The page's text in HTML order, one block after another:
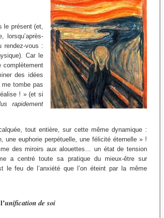
le présent (et,
lorsqu’après-
rendez-vous :
Car le
complètement
des idées
tombe pas
! » (et si
rapidement
tout entière, sur cette même dynamique :
une euphorie perpétuelle, une félicité éternelle » !
des miroirs aux alouettes… un état de tension
a centré toute sa pratique du mieux-être sur
le feu de l’anxiété que l’on éteint par la même
unification de soi